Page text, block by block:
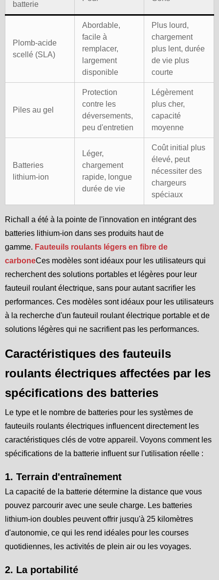
batterie
Plomb-acide
scellé (SLA)
Abordable,
facile à
remplacer,
largement
disponible
Plus lourd,
chargement
plus lent, durée
de vie plus
courte
Piles au gel
Protection
contre les
déversements,
peu d'entretien
Légèrement
plus cher,
capacité
moyenne
Batteries
lithium-ion
Léger,
chargement
rapide, longue
durée de vie
Coût initial plus
élevé, peut
nécessiter des
chargeurs
spéciaux
Richall a été à la pointe de l'innovation en intégrant des
batteries lithium-ion dans ses produits haut de
gamme. Fauteuils roulants légers en fibre de
carboneCes modèles sont idéaux pour les utilisateurs qui
recherchent des solutions portables et légères pour leur
fauteuil roulant électrique, sans pour autant sacrifier les
performances. Ces modèles sont idéaux pour les utilisateurs
à la recherche d'un fauteuil roulant électrique portable et de
solutions légères qui ne sacrifient pas les performances.
Caractéristiques des fauteuils
roulants électriques affectées par les
spécifications des batteries
Le type et le nombre de batteries pour les systèmes de
fauteuils roulants électriques influencent directement les
caractéristiques clés de votre appareil. Voyons comment les
spécifications de la batterie influent sur l'utilisation réelle :
1. Terrain d'entraînement
La capacité de la batterie détermine la distance que vous
pouvez parcourir avec une seule charge. Les batteries
lithium-ion doubles peuvent offrir jusqu'à 25 kilomètres
d'autonomie, ce qui les rend idéales pour les courses
quotidiennes, les activités de plein air ou les voyages.
2. La portabilité